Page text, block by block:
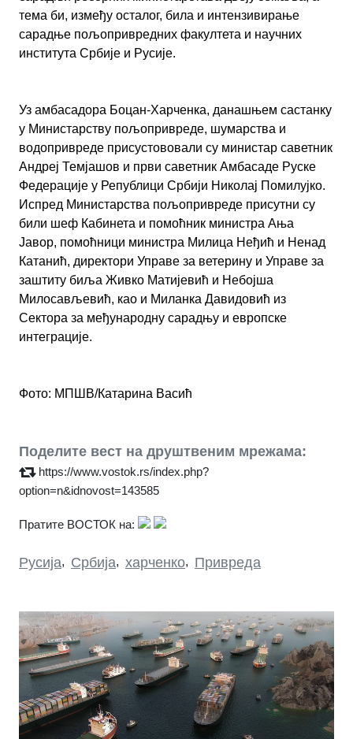
тема би, између осталог, била и интензивирање
сарадње пољопривредних факултета и научних
института Србије и Русије.
Уз амбасадора Боцан-Харченка, данашњем састанку
у Министарству пољопривреде, шумарства и
водопривреде присустововали су министар саветник
Андреј Темјашов и први саветник Амбасаде Руске
Федерације у Републици Србији Николај Помилујко.
Испред Министарства пољопривреде присутни су
били шеф Кабинета и помоћник министра Ања
Јавор, помоћници министра Милица Неђић и Ненад
Катанић, директори Управе за ветерину и Управе за
заштиту биља Живко Матијевић и Небојша
Милосављевић, као и Миланка Давидовић из
Сектора за међународну сарадњу и европске
интеграције.
Фото: МПШВ/Катарина Васић
Поделите вест на друштвеним мрежама:
https://www.vostok.rs/index.php?
option=n&idnovost=143585
Пратите ВОСТОК на:
Русија, Србија, харченко, Привреда